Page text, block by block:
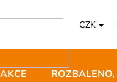
CZK
AKCE